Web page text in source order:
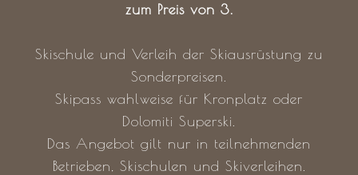
zum Preis von 3.
Skischule und Verleih der Skiausrüstung zu
Sonderpreisen.
Skipass wahlweise für Kronplatz oder
Dolomiti Superski.
Das Angebot gilt nur in teilnehmenden
Betrieben, Skischulen und Skiverleihen.